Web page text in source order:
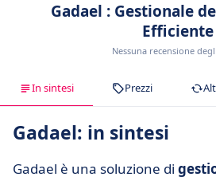
Gadael : Gestionale
Efficiente
Nessuna recensione
In sintesi Prezzi
Gadael: in sintesi
Gadael è una soluzione di